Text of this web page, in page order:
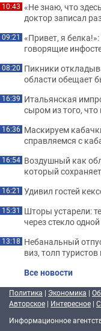
10:43 «Не знаю, что
доктор записал
09:21 «Привет, я
говорящие
08:20 Пикники
области обещает
16:39 Итальянская
сыром из того,
16:36 Маскируем
справляемся с
16:54 Воздушный как
который
16:21 Удивил гостей
15:31 Шторы устарели:
через стекло
13:18 Небанальный
виз, толп
Все новости
Политика | Экономика |
Авторское | Интересное |
Информационное